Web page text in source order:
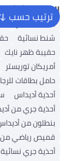
ترتيب حسب
البحث الشائع
حقائب السفر
شنط نسائية
حقيبة ظهر نايك
أمريكان توريستر
حامل بطاقات
أحذية أديداس
أحذية جري من
بنطلون من
قميص رياضي من
أحذية جري